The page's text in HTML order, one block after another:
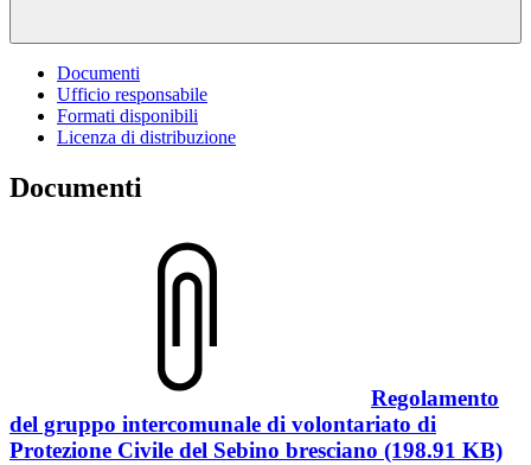
Documenti
Ufficio responsabile
Formati disponibili
Licenza di distribuzione
Documenti
Regolamento
del gruppo intercomunale di volontariato di
Protezione Civile del Sebino bresciano (198.91 KB)